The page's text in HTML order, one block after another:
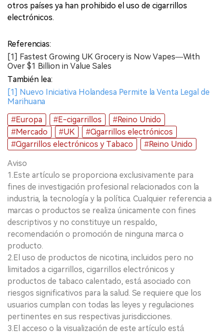
otros países ya han prohibido el uso de cigarrillos
electrónicos.
Referencias:
[1] Fastest Growing UK Grocery is Now Vapes—With
Over $1 Billion in Value Sales
También lea:
[1] Nuevo Iniciativa Holandesa Permite la Venta Legal de
Marihuana
#Europa
#E-cigarrillos
#Reino Unido
#Mercado
#UK
#Cigarrillos electrónicos
#Cigarrillos electrónicos y Tabaco
#Reino Unido
Aviso
1.Este artículo se proporciona exclusivamente para
fines de investigación profesional relacionados con la
industria, la tecnología y la política. Cualquier referencia a
marcas o productos se realiza únicamente con fines
descriptivos y no constituye un respaldo,
recomendación o promoción de ninguna marca o
producto.
2.El uso de productos de nicotina, incluidos pero no
limitados a cigarrillos, cigarrillos electrónicos y
productos de tabaco calentado, está asociado con
riesgos significativos para la salud. Se requiere que los
usuarios cumplan con todas las leyes y regulaciones
pertinentes en sus respectivas jurisdicciones.
3.El acceso o la visualización de este artículo está